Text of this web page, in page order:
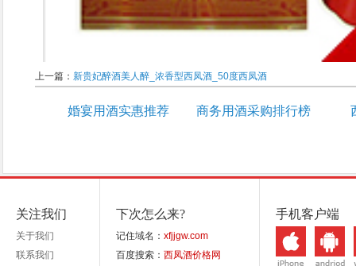
上一篇： 新贵妃醉酒美人醉_浓香型西凤酒_50度西凤酒
婚宴用酒实惠推荐 商务用酒采购排行榜
关注我们
关于我们
联系我们
下次怎么来?
记住域名： xfjjgw.com
百度搜索： 西凤酒价格网
手机客户端